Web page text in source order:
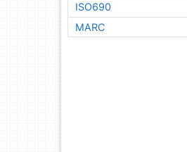
ISO690
MARC